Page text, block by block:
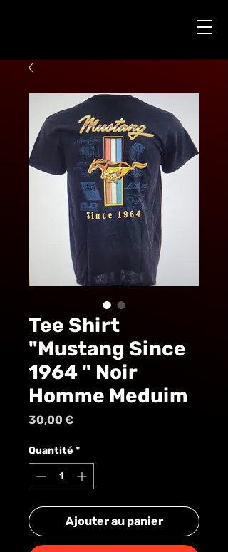
Tee Shirt
"Mustang Since
1964 " Noir
Homme Meduim
30,00 €
Quantité *
Ajouter au panier